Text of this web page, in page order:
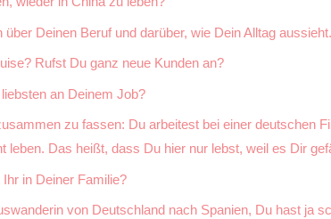
Deinen Beruf und darüber, wie Dein Alltag aussieht.
Rufst Du ganz neue Kunden an?
an Deinem Job?
zu fassen: Du arbeitest bei einer deutschen
leben. Das heißt, dass Du hier nur lebst, weil es Dir
in Deiner Familie?
von Deutschland nach Spanien, Du hast ja